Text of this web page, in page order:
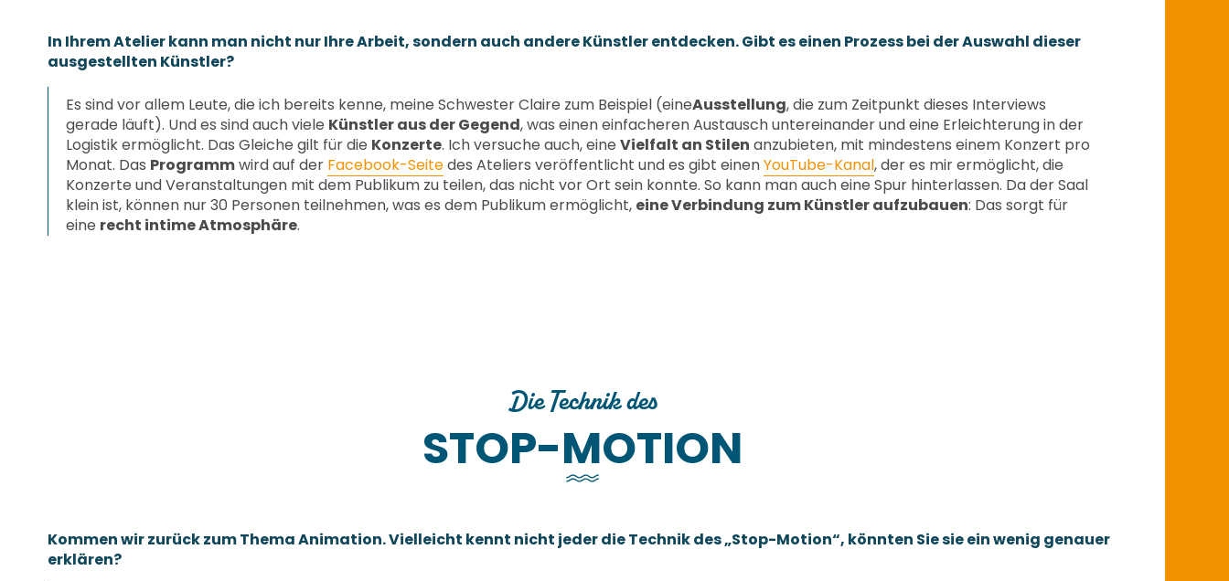
In Ihrem Atelier kann man nicht nur Ihre Arbeit, sondern auch andere Künstler entdecken. Gibt es einen Prozess bei der Auswahl dieser
ausgestellten Künstler?
Es sind vor allem Leute, die ich bereits kenne, meine Schwester Claire zum Beispiel (eineAusstellung, die zum Zeitpunkt dieses Interviews
gerade läuft). Und es sind auch viele Künstler aus der Gegend, was einen einfacheren Austausch untereinander und eine Erleichterung in der
Logistik ermöglicht. Das Gleiche gilt für die Konzerte. Ich versuche auch, eine Vielfalt an Stilen anzubieten, mit mindestens einem Konzert pro
Monat. Das Programmwird auf der Facebook-Seitedes Ateliers veröffentlicht und es gibt einenYouTube-Kanal, der es mir ermöglicht, die
Konzerte und Veranstaltungen mit dem Publikum zu teilen, das nicht vor Ort sein konnte. So kann man auch eine Spur hinterlassen. Da der Saal
klein ist, können nur 30 Personen teilnehmen, was es dem Publikum ermöglicht, eine Verbindung zum Künstler aufzubauen: Das sorgt für
eine recht intime Atmosphäre.
Die Technik des
STOP-MOTION
Kommen wir zurück zum Thema Animation. Vielleicht kennt nicht jeder die Technik des „Stop-Motion“, könnten Sie sie ein wenig genauer
erklären?